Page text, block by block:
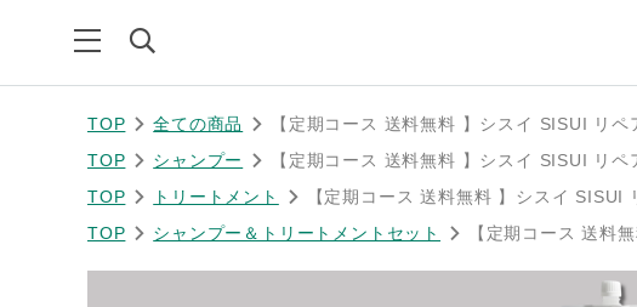
TOP 全ての商品
【定期コース 送料無料 】シスイ SISUI リ
TOP
シャンプー
【定期コース 送料無料 】シスイ SISUI リ
TOP
トリートメント
【定期コース 送料無料 】シスイ
TOP
シャンプー＆トリートメントセット 【定期コース 送料